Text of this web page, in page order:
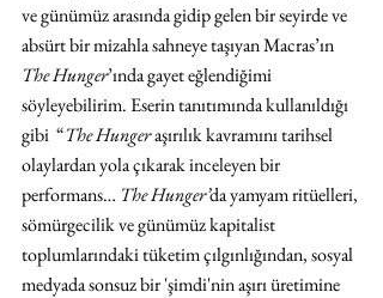
ve günümüz arasında gidip gelen bir seyirde ve
absürt bir mizahla sahneye taşıyan Macras’ın
The Hunger’ında gayet eğlendiğimi
söyleyebilirim. Eserin tanıtımında kullanıldığı
gibi  “The Hunger aşırılık kavramını tarihsel
olaylardan yola çıkarak inceleyen bir
performans… The Hunger’da yamyam ritüelleri,
sömürgecilik ve günümüz kapitalist
toplumlarındaki tüketim çılgınlığından, sosyal
medyada sonsuz bir 'şimdi'nin aşırı üretimine